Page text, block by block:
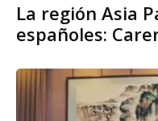
La región Asia
españoles: